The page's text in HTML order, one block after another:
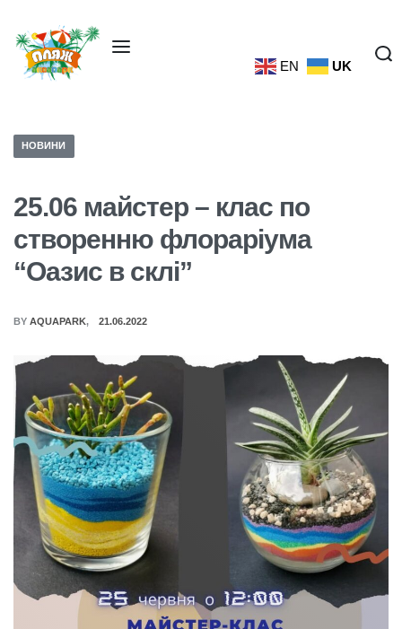
EN UK
НОВИНИ
25.06 майстер – клас по
створенню флораріума
“Оазис в склі”
BY AQUAPARK 21.06.2022